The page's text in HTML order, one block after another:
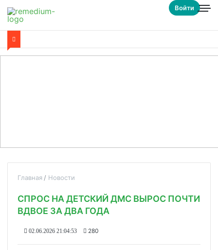
Войти
Главная Новости
СПРОС НА ДЕТСКИЙ ДМС ВЫРОС ПОЧТИ
ВДВОЕ ЗА ДВА ГОДА
02.06.2026 21:04:53 280